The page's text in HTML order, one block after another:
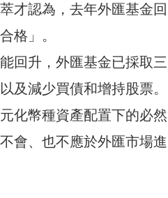
才認為，去年外匯基金回
格」。
回升，外匯基金已採取三
及減少買債和增持股票。
化幣種資產配置下的必然
會、也不應於外匯市場進